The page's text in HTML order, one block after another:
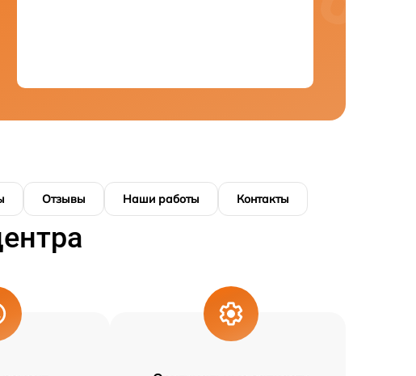
Отзывы Наши работы Контакты